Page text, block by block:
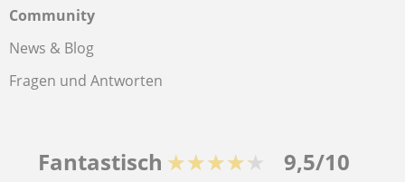
Community
News & Blog
Fragen und Antworten
Fantastisch ★★★★★ 9,5/10